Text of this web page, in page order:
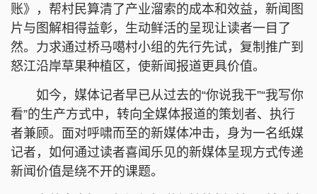
账》，帮村民算清了产业溜索的成本和效益，新闻图
片与图解相得益彰，生动鲜活的呈现让读者一目了
然。力求通过桥马噶村小组的先行先试，复制推广到
怒江沿岸草果种植区，使新闻报道更具价值。
如今，媒体记者早已从过去的“你说我干”“我写你
看”的生产方式中，转向全媒体报道的策划者、执行
者兼顾。面对呼啸而至的新媒体冲击，身为一名纸媒
记者，如何通过读者喜闻乐见的新媒体呈现方式传递
新闻价值是绕不开的课题。